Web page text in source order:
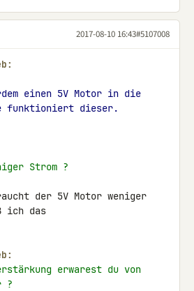
2017-08-10 16:43#5107008
einen 5V Motor in die
funktioniert dieser.
Strom ?
der 5V Motor weniger
ich das
erwarest du von
?